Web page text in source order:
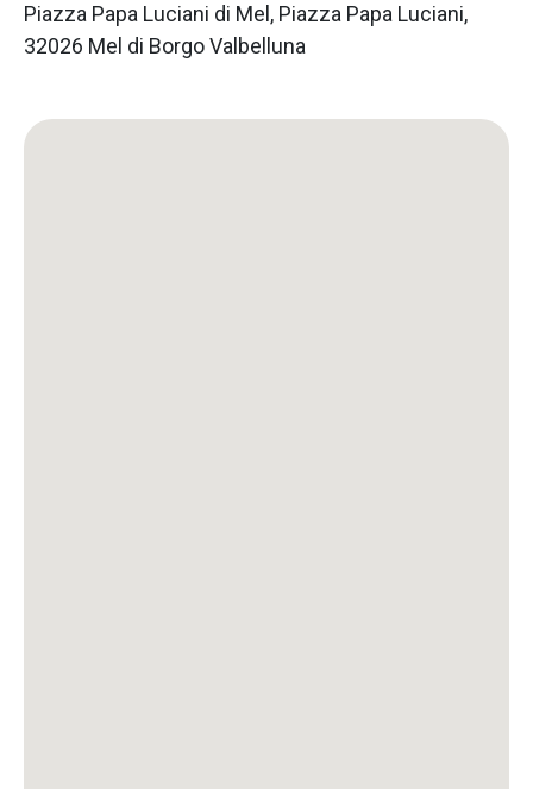
Piazza Papa Luciani di Mel, Piazza Papa Luciani,
32026 Mel di Borgo Valbelluna